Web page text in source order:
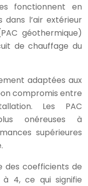
fonctionnent en
l’air extérieur
géothermique)
de chauffage du
adaptées aux
compromis entre
Les PAC
onéreuses à
supérieures
des coefficients de
à 4, ce qui signifie